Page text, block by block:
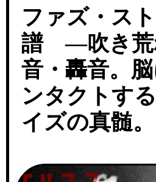
ファズ・ス
譜 ―吹き荒
音・轟音。
ンタクトす
イズの真髄。